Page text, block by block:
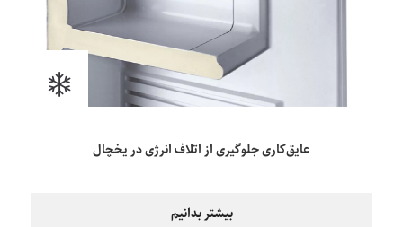
عایق‌کاری جلوگیری از اتلاف انرژی در یخچال
بیشتر بدانیم